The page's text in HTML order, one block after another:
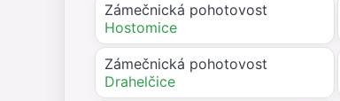
Zámečnická pohotovost
Hostomice
Zámečnická pohotovost
Drahelčice